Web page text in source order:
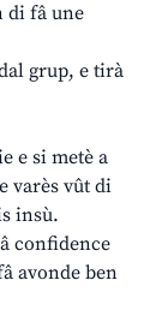
di fâ une
grup, e tirà
e si metè a
varès vût di
insù.
confidence
avonde ben